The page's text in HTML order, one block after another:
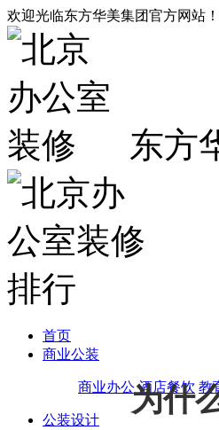
欢迎光临东方华美集团官方网站！
东方
首页
商业公装
商业办公 酒店餐饮 教
公装设计
为什